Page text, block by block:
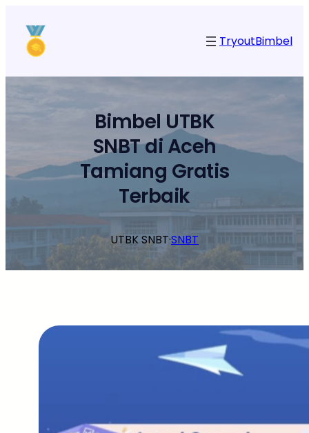
konten
TryoutBimbel
Bimbel UTBK
SNBT di Aceh
Tamiang Gratis
Terbaik
UTBK SNBT·SNBT